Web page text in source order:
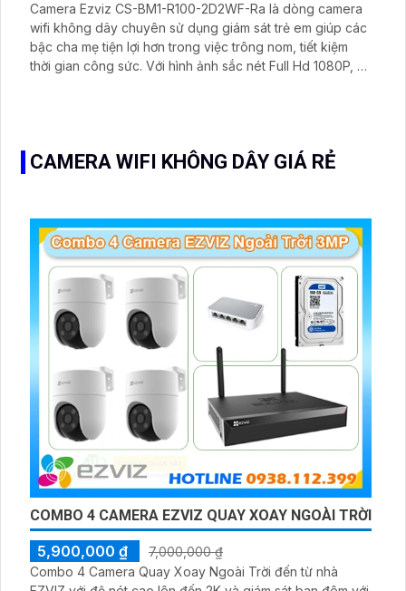
Camera Ezviz CS-BM1-R100-2D2WF-Ra là dòng camera
wifi không dây chuyên sử dụng giám sát trẻ em giúp các
bậc cha mẹ tiện lợi hơn trong việc trông nom, tiết kiệm
thời gian công sức. Với hình ảnh sắc nét Full Hd 1080P, hỗ
CAMERA WIFI KHÔNG DÂY GIÁ RẺ
COMBO 4 CAMERA EZVIZ QUAY XOAY NGOÀI TRỜI
5,900,000 ₫
7,000,000 ₫
Combo 4 Camera Quay Xoay Ngoài Trời đến từ nhà